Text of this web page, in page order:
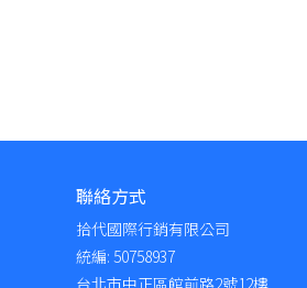
聯絡方式
拾代國際行銷有限公司
統編: 50758937
台北市中正區館前路2號12樓